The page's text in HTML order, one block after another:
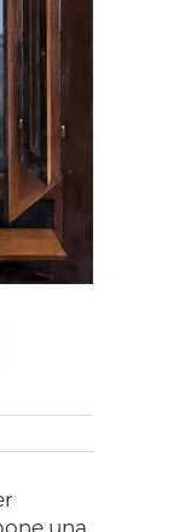
una